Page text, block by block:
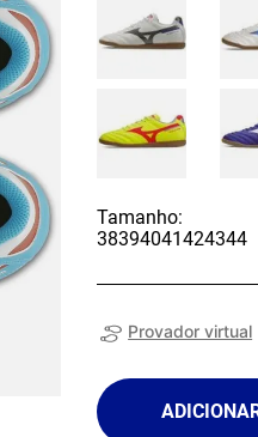
Tamanho:
38394041424344
Provador virtual